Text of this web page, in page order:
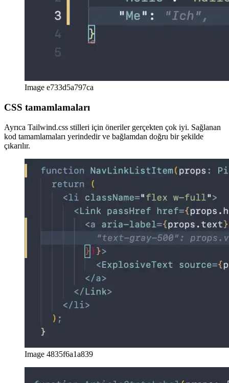
Image e733d5a797ca
CSS tamamlamaları
Ayrıca Tailwind.css stilleri için öneriler gerçekten çok iyi. Sağlanan
kod tamamlamaları yerindedir ve bağlamdan doğru bir şekilde